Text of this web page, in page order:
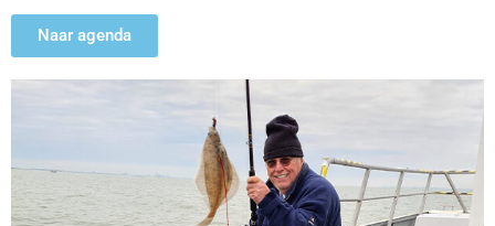
Naar agenda